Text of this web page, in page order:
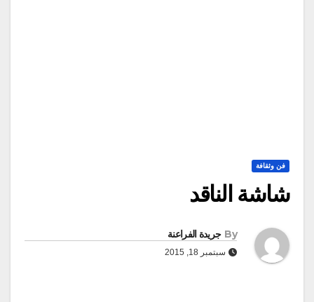
فن وثقافة
شاشة الناقد
By جريدة الفراعنة
سبتمبر 18, 2015